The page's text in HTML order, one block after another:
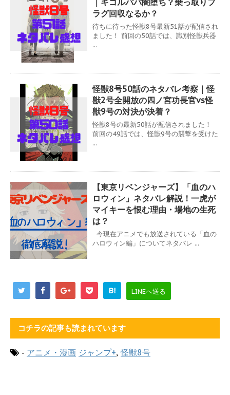
｜キコルパパ闇堕ち？乗っ取りフ
ラグ回収なるか？
待ちに待った怪獣8号最新51話が配信され
ました！ 前回の50話では、識別怪獣兵器
...
怪獣8号50話のネタバレ考察｜怪
獣2号全開放の四ノ宮功長官vs怪
獣9号の対決が決着？
怪獣8号の最新50話が配信されました！
前回の49話では、怪獣9号の襲撃を受けた
...
【東京リベンジャーズ】「血のハ
ロウィン」ネタバレ解説！一虎が
マイキーを恨む理由・場地の生死
は？
今現在アニメでも放送されている「血の
ハロウィン編」についてネタバレ ...
B! LINEへ送る
コチラの記事も読まれています
- アニメ・漫画 ジャンプ+,怪獣8号